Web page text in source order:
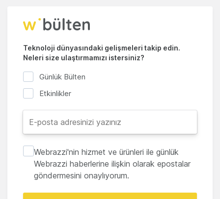
Teknoloji dünyasındaki gelişmeleri takip edin.
Neleri size ulaştırmamızı istersiniz?
Günlük Bülten
Etkinlikler
Webrazzi'nin hizmet ve ürünleri ile günlük
Webrazzi haberlerine ilişkin olarak epostalar
göndermesini onaylıyorum.